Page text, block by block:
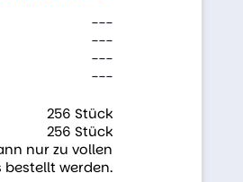
---
---
---
---
256 Stück
256 Stück
nur zu vollen
bestellt werden.